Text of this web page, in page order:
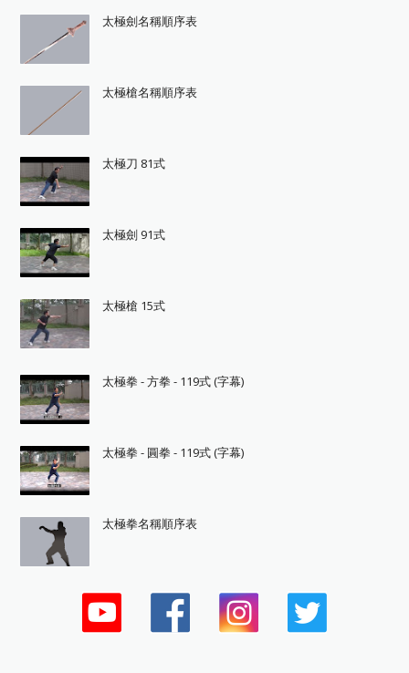
太極劍名稱順序表
太極槍名稱順序表
太極刀 81式
太極劍 91式
太極槍 15式
太極拳 - 方拳 - 119式 (字幕)
太極拳 - 圓拳 - 119式 (字幕)
太極拳名稱順序表